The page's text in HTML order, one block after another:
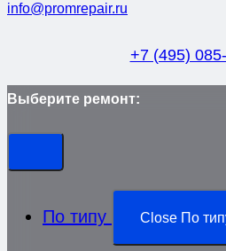
info@promrepair.ru
+7 (495)
Выберите ремонт:
По типу Close По